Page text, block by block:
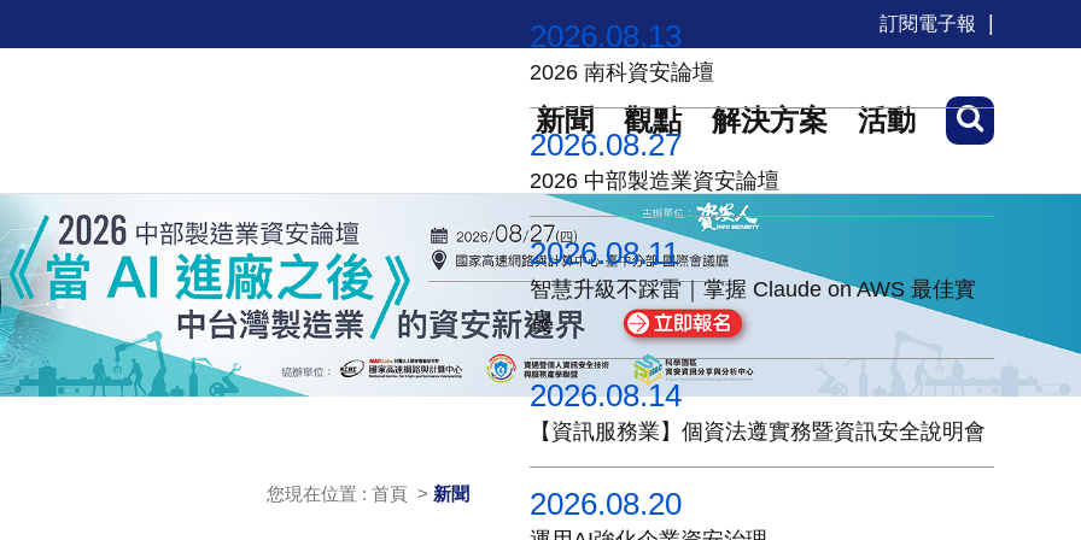
訂閱電子報
新聞 觀點 解決方案 活動
您現在位置 : 首頁 > 新聞
2026.08.13
2026 南科資安論壇
2026.08.27
2026 中部製造業資安論壇
2026.08.11
智慧升級不踩雷｜掌握 Claude on AWS 最佳實
踐
2026.08.14
【資訊服務業】個資法遵實務暨資訊安全說明會
2026.08.20